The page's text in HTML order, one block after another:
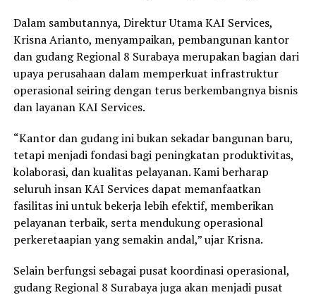
Dalam sambutannya, Direktur Utama KAI Services,
Krisna Arianto, menyampaikan, pembangunan kantor
dan gudang Regional 8 Surabaya merupakan bagian dari
upaya perusahaan dalam memperkuat infrastruktur
operasional seiring dengan terus berkembangnya bisnis
dan layanan KAI Services.
“Kantor dan gudang ini bukan sekadar bangunan baru,
tetapi menjadi fondasi bagi peningkatan produktivitas,
kolaborasi, dan kualitas pelayanan. Kami berharap
seluruh insan KAI Services dapat memanfaatkan
fasilitas ini untuk bekerja lebih efektif, memberikan
pelayanan terbaik, serta mendukung operasional
perkeretaapian yang semakin andal,” ujar Krisna.
Selain berfungsi sebagai pusat koordinasi operasional,
gudang Regional 8 Surabaya juga akan menjadi pusat